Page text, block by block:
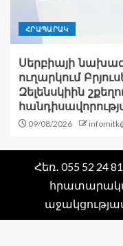
ՀՐԱՊԱՐԱԿ
Սերբիայի
ուղարկում
Զելենսկիին
09/08/2026
Հեռ․ 055 52 24